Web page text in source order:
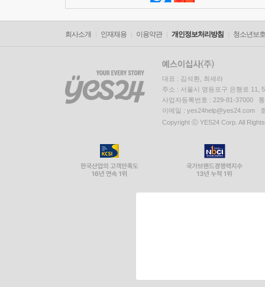
회사소개 인재채용 이용약관 개인정보처리방침 청소년보
대표 : 김석환, 최세라
주소 : 서울시 영등포구 은행로 11,
사업자등록번호 : 229-81-37000
이메일 : yes24help@yes24.com
Copyright ⓒ YES24 Corp. All